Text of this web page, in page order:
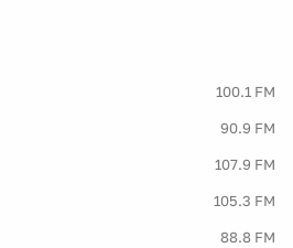
100.1 FM
90.9 FM
107.9 FM
105.3 FM
88.8 FM